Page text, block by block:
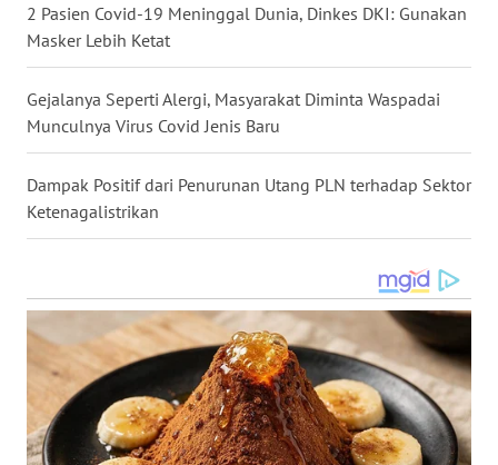
2 Pasien Covid-19 Meninggal Dunia, Dinkes DKI: Gunakan
Masker Lebih Ketat
Gejalanya Seperti Alergi, Masyarakat Diminta Waspadai
Munculnya Virus Covid Jenis Baru
Dampak Positif dari Penurunan Utang PLN terhadap Sektor
Ketenagalistrikan
WN
KALTENG
WN
KALTARA
WN
KALSEL
WN
SULSEL
WN
GORONTALO